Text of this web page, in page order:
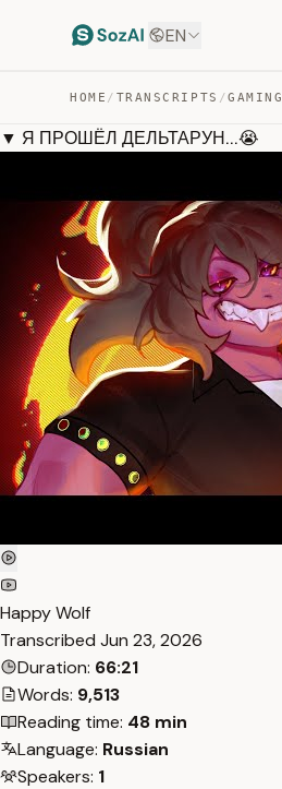
EN
HOME / TRANSCRIPTS /GAMING
▼ Я ПРОШЁЛ ДЕЛЬТАРУН...😭
Happy Wolf
Transcribed Jun 23, 2026
Duration: 66:21
Words: 9,513
Reading time: 48 min
Language: Russian
Speakers: 1